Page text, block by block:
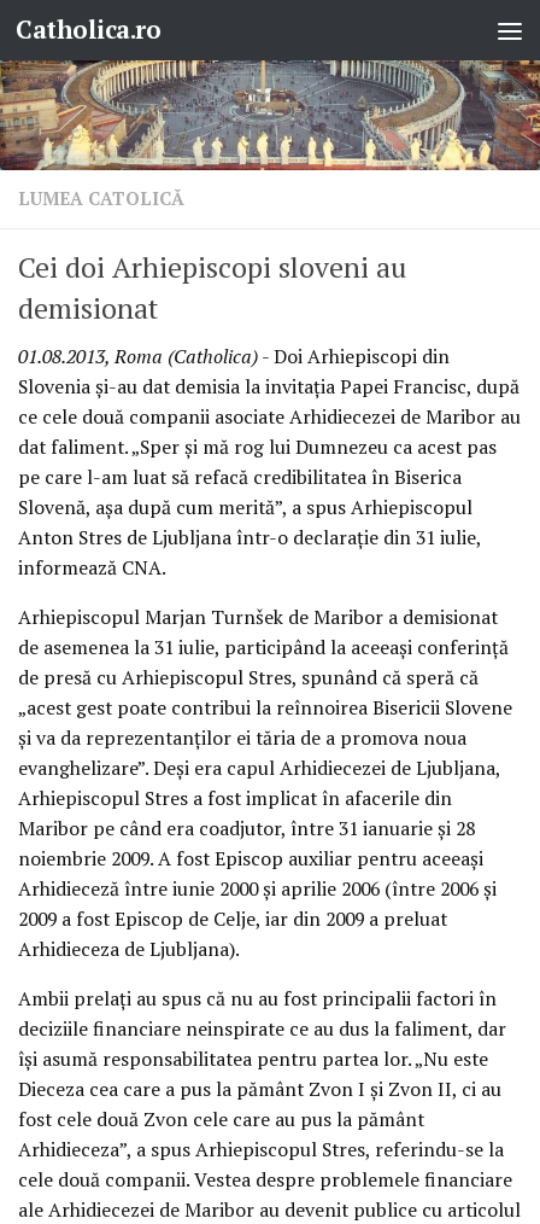
Skip to content
Catholica.ro
LUMEA CATOLICĂ
Cei doi Arhiepiscopi sloveni au
demisionat
01.08.2013, Roma (Catholica)- Doi Arhiepiscopi din
Slovenia şi-au dat demisia la invitaţia Papei Francisc, după
ce cele două companii asociate Arhidiecezei de Maribor au
dat faliment. „Sper şi mă rog lui Dumnezeu ca acest pas
pe care l-am luat să refacă credibilitatea în Biserica
Slovenă, aşa după cum merită”, a spus Arhiepiscopul
Anton Stres de Ljubljana într-o declaraţie din 31 iulie,
informează CNA.
Arhiepiscopul Marjan Turnšek de Maribor a demisionat
de asemenea la 31 iulie, participând la aceeaşi conferinţă
de presă cu Arhiepiscopul Stres, spunând că speră că
„acest gest poate contribui la reînnoirea Bisericii Slovene
şi va da reprezentanţilor ei tăria de a promova noua
evanghelizare”. Deşi era capul Arhidiecezei de Ljubljana,
Arhiepiscopul Stres a fost implicat în afacerile din
Maribor pe când era coadjutor, între 31 ianuarie şi 28
noiembrie 2009. A fost Episcop auxiliar pentru aceeaşi
Arhidieceză între iunie 2000 şi aprilie 2006 (între 2006 şi
2009 a fost Episcop de Celje, iar din 2009 a preluat
Arhidieceza de Ljubljana).
Ambii prelaţi au spus că nu au fost principalii factori în
deciziile financiare neinspirate ce au dus la faliment, dar
îşi asumă responsabilitatea pentru partea lor. „Nu este
Dieceza cea care a pus la pământ Zvon I şi Zvon II, ci au
fost cele două Zvon cele care au pus la pământ
Arhidieceza”, a spus Arhiepiscopul Stres, referindu-se la
cele două companii. Vestea despre problemele financiare
ale Arhidiecezei de Maribor au devenit publice cu articolul